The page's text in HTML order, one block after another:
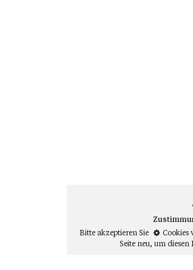
Bitte akzeptieren Sie
Cookies
Seite neu, um diesen